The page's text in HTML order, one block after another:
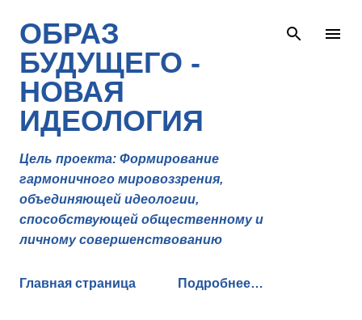
ОБРАЗ
БУДУЩЕГО -
НОВАЯ
ИДЕОЛОГИЯ
Цель проекта: Формирование
гармоничного мировоззрения,
объединяющей идеологии,
способствующей общественному и
личному совершенствованию
Главная страница Подробнее…